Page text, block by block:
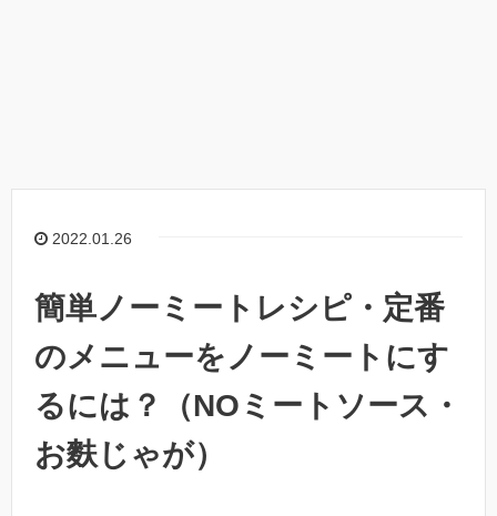
2022.01.26
簡単ノーミートレシピ・定番
のメニューをノーミートにす
るには？（NOミートソース・
お麩じゃが）